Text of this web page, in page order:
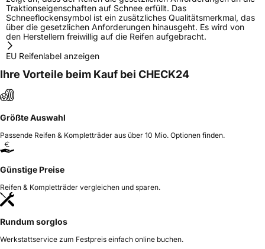
Traktionseigenschaften auf Schnee erfüllt. Das
Schneeflockensymbol ist ein zusätzliches Qualitätsmerkmal, das
über die gesetzlichen Anforderungen hinausgeht. Es wird von
den Herstellern freiwillig auf die Reifen aufgebracht.
EU Reifenlabel anzeigen
Ihre Vorteile beim Kauf bei CHECK24
Größte Auswahl
Passende Reifen & Kompletträder aus über 10 Mio. Optionen finden.
Günstige Preise
Reifen & Kompletträder vergleichen und sparen.
Rundum sorglos
Werkstattservice zum Festpreis einfach online buchen.